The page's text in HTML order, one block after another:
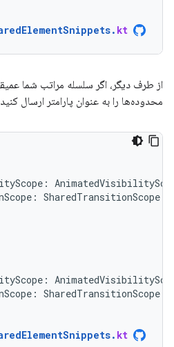
. kt
از طرف دیگر، اگر سلسله مراتب شما
محدوده‌ها را به عنوان پارامتر ارسال
:
: SharedTransitionScope
:
: SharedTransitionScope
. kt